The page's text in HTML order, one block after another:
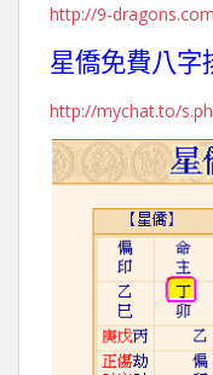
http://9-
星僑免費八字
http://mychat.to/